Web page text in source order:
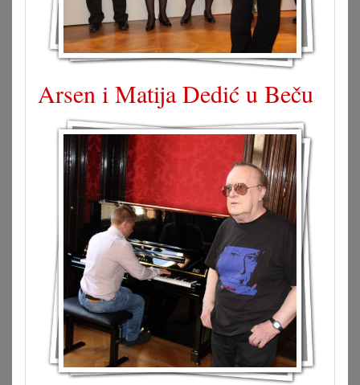
Arsen i Matija Dedić u Beču